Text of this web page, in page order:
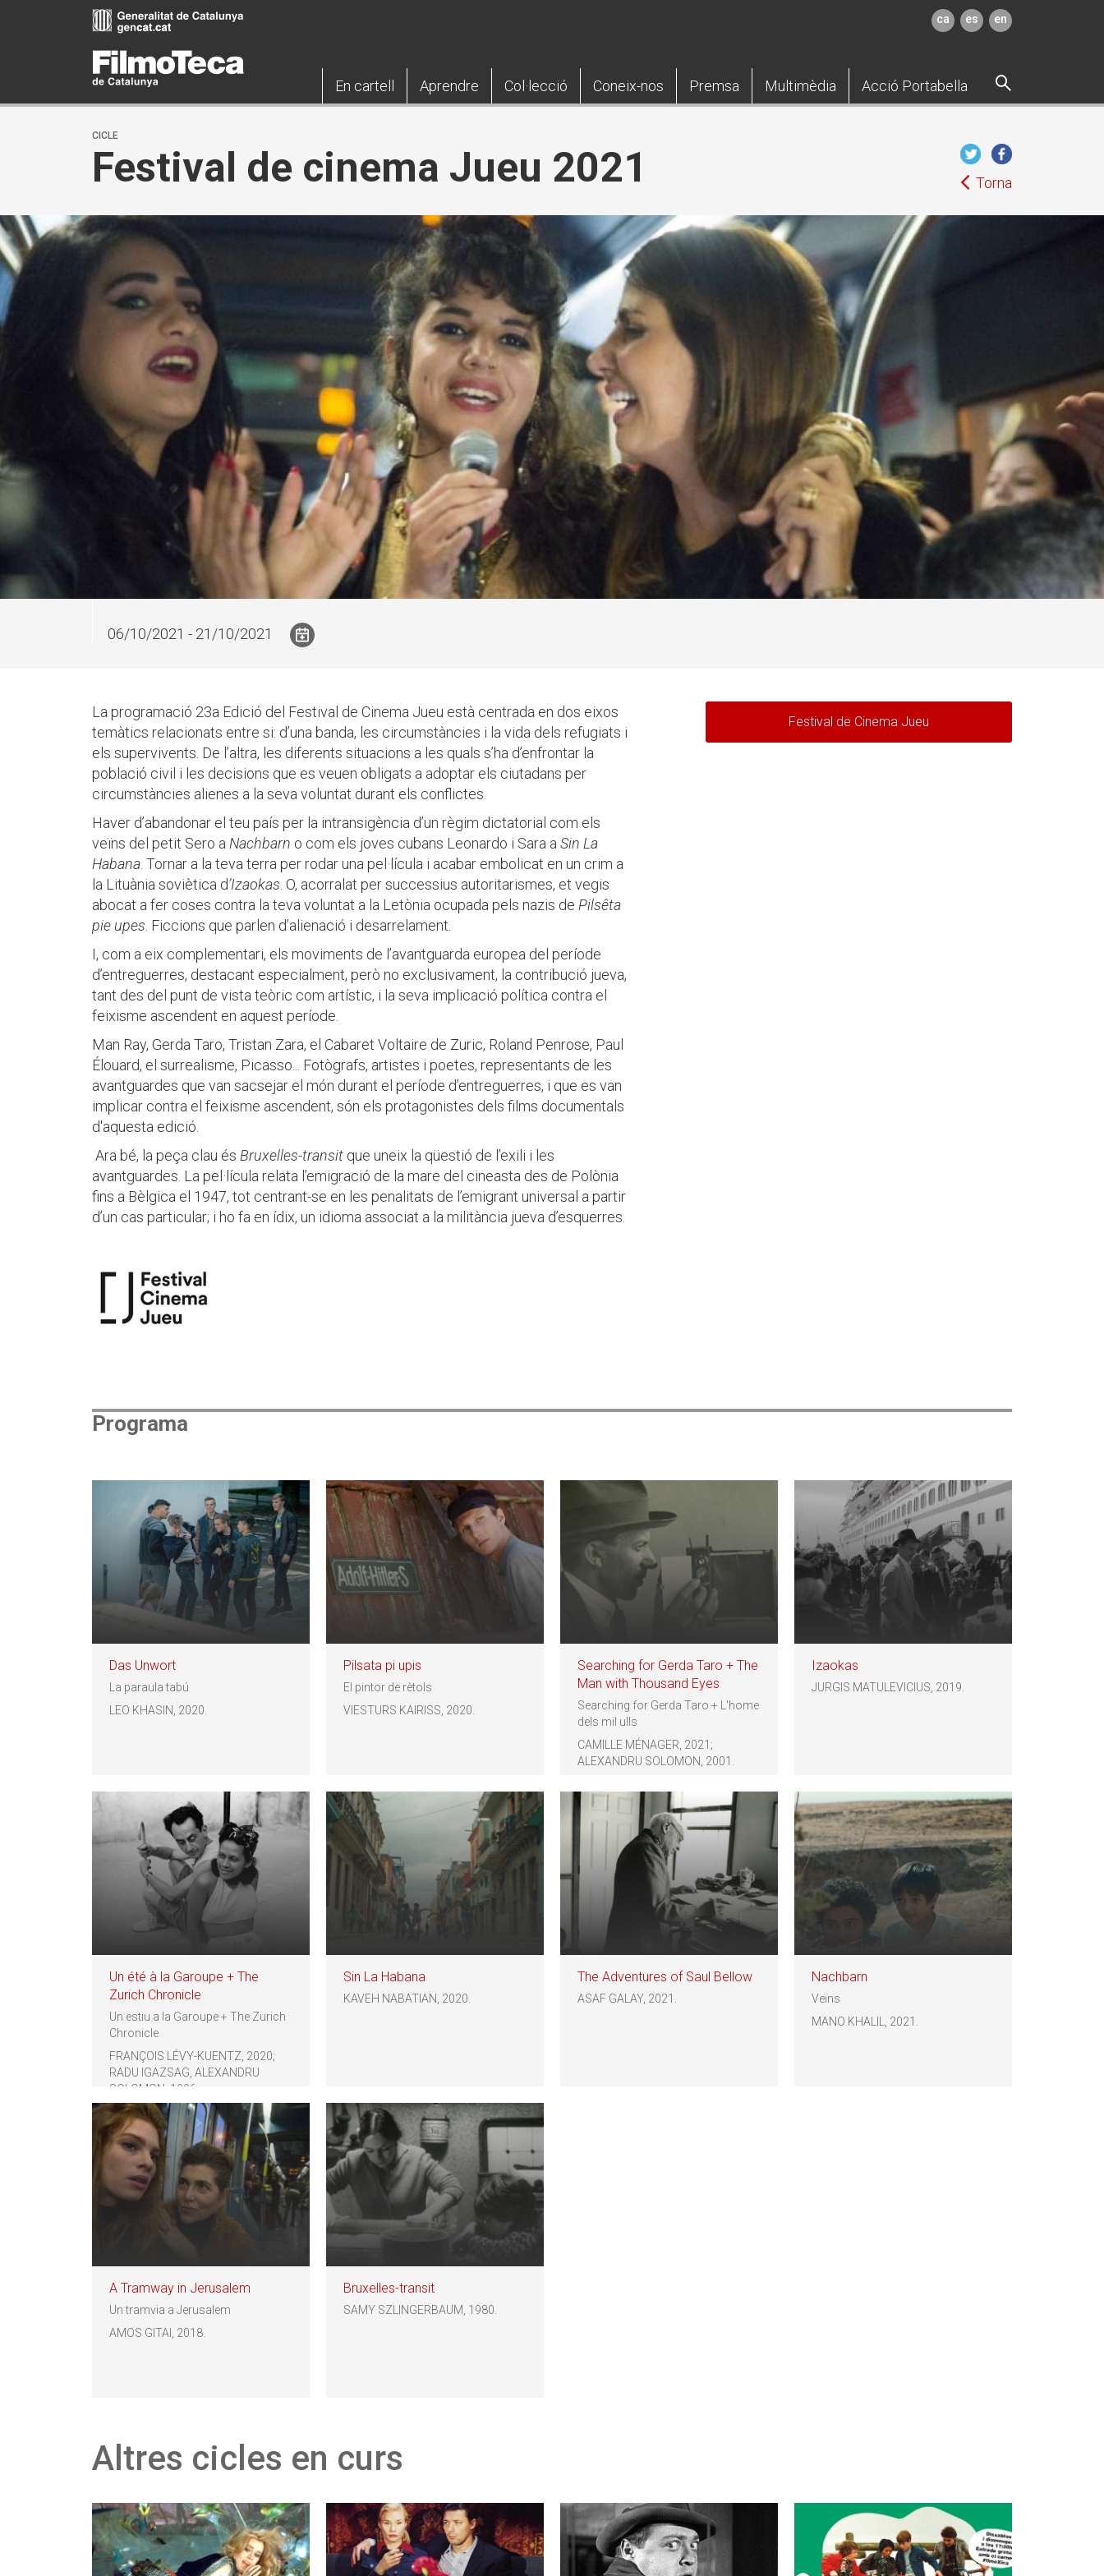
ca es en
En cartell Aprendre Col·lecció Coneix-nos Premsa Multimèdia Acció Portabella
CICLE
Festival de cinema Jueu 2021 Torna
06/10/2021 - 21/10/2021
La programació 23a Edició del Festival de Cinema Jueu està centrada en dos eixos
temàtics relacionats entre si: d’una banda, les circumstàncies i la vida dels refugiats i
els supervivents. De l’altra, les diferents situacions a les quals s’ha d’enfrontar la
població civil i les decisions que es veuen obligats a adoptar els ciutadans per
circumstàncies alienes a la seva voluntat durant els conflictes.
Haver d’abandonar el teu país per la intransigència d’un règim dictatorial com els
veïns del petit Sero a Nachbarn o com els joves cubans Leonardo i Sara a Sin La
Habana . Tornar a la teva terra per rodar una pel·lícula i acabar embolicat en un crim a
la Lituània soviètica d’Izaokas . O, acorralat per successius autoritarismes, et vegis
abocat a fer coses contra la teva voluntat a la Letònia ocupada pels nazis de Pilsêta
pie upes . Ficcions que parlen d’alienació i desarrelament.
I, com a eix complementari, els moviments de l’avantguarda europea del període
d’entreguerres, destacant especialment, però no exclusivament, la contribució jueva,
tant des del punt de vista teòric com artístic, i la seva implicació política contra el
feixisme ascendent en aquest període.
Man Ray, Gerda Taro, Tristan Zara, el Cabaret Voltaire de Zuric, Roland Penrose, Paul
Élouard, el surrealisme, Picasso... Fotògrafs, artistes i poetes, representants de les
avantguardes que van sacsejar el món durant el període d’entreguerres, i que es van
implicar contra el feixisme ascendent, són els protagonistes dels films documentals
d'aquesta edició.
Ara bé, la peça clau és Bruxelles-transit que uneix la qüestió de l’exili i les
avantguardes. La pel·lícula relata l’emigració de la mare del cineasta des de Polònia
fins a Bèlgica el 1947, tot centrant-se en les penalitats de l’emigrant universal a partir
d’un cas particular; i ho fa en ídix, un idioma associat a la militància jueva d’esquerres.
Festival de Cinema Jueu
Programa
Das Unwort
La paraula tabú
LEO KHASIN, 2020.
Pilsata pi upis
El pintor de rètols
VIESTURS KAIRISS, 2020.
Searching for Gerda Taro + The
Man with Thousand Eyes
Searching for Gerda Taro + L'home
dels mil ulls
CAMILLE MÉNAGER, 2021;
ALEXANDRU SOLOMON, 2001.
Izaokas
JURGIS MATULEVICIUS, 2019.
Un été à la Garoupe + The
Zurich Chronicle
Un estiu a la Garoupe + The Zurich
Chronicle
FRANÇOIS LÉVY-KUENTZ, 2020;
RADU IGAZSAG, ALEXANDRU
SOLOMON, 1996.
Sin La Habana
KAVEH NABATIAN, 2020.
The Adventures of Saul Bellow
ASAF GALAY, 2021.
Nachbarn
Veïns
MANO KHALIL, 2021.
A Tramway in Jerusalem
Un tramvia a Jerusalem
AMOS GITAI, 2018.
Bruxelles-transit
SAMY SZLINGERBAUM, 1980.
Altres cicles en curs